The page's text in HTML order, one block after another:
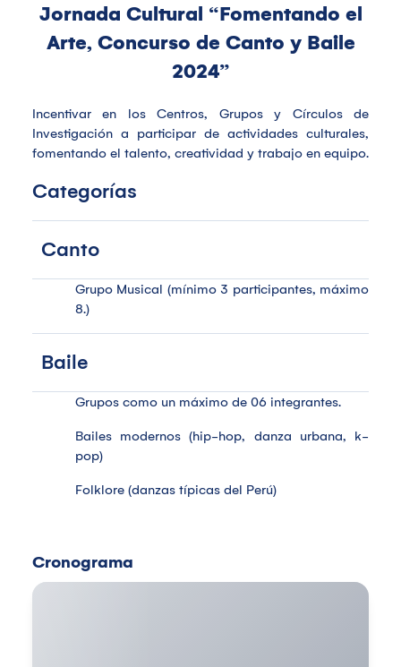
Jornada Cultural “Fomentando el
Arte, Concurso de Canto y Baile
2024”
Incentivar en los Centros, Grupos y Círculos de
Investigación a participar de actividades culturales,
fomentando el talento, creatividad y trabajo en equipo.
Categorías
Canto
Grupo Musical (mínimo 3 participantes, máximo
8.)
Baile
Grupos como un máximo de 06 integrantes.
Bailes modernos (hip-hop, danza urbana, k-
pop)
Folklore (danzas típicas del Perú)
Cronograma